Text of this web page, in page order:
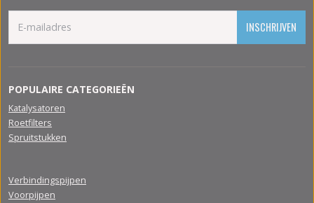
INSCHRIJVEN
POPULAIRE CATEGORIEËN
Katalysatoren
Roetfilters
Spruitstukken
Verbindingspijpen
Voorpijpen